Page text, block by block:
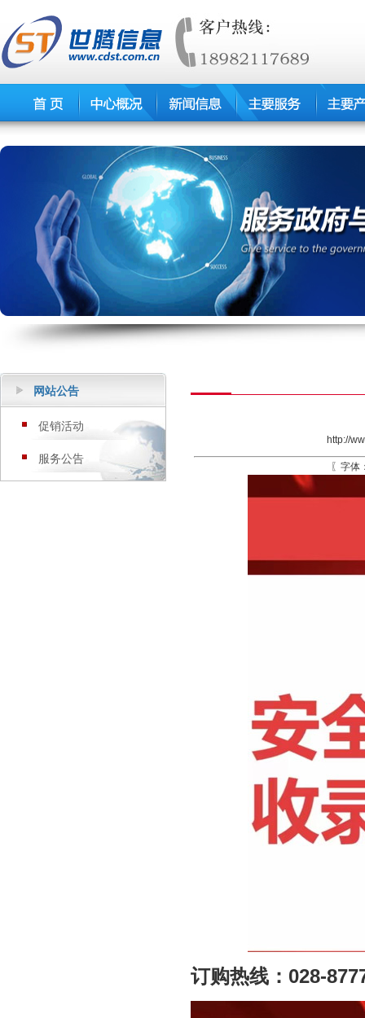
网站公告
促销活动
服务公告
http://
〖字体
订购热线：028-